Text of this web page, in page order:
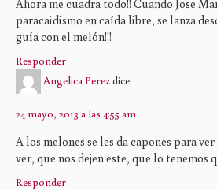
Ahora me cuadra todo!! Cuando Jose
paracaidismo en caída libre, se lanza
guía con el melón!!!
Responder
Angelica Perezdice:
24 mayo, 2013 a las 4:55 am
A los melones se les da capones para
ver, que nos dejen este, que lo tenemos
Responder